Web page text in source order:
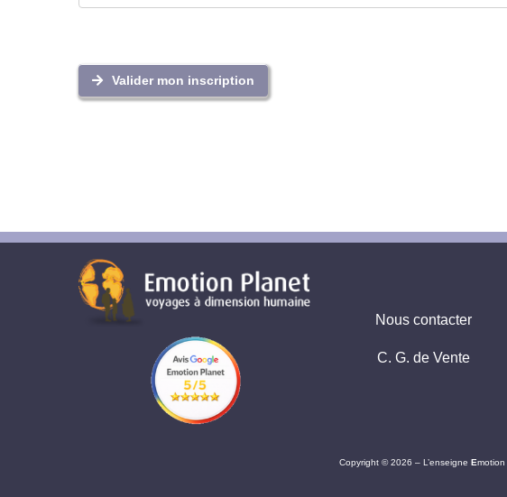
Valider mon inscription
Nous contacter
C. G. de Vente
Copyright © 2026 – L’enseigne Emotion